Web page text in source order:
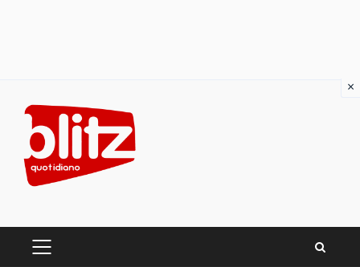
content
PRIMARY
×